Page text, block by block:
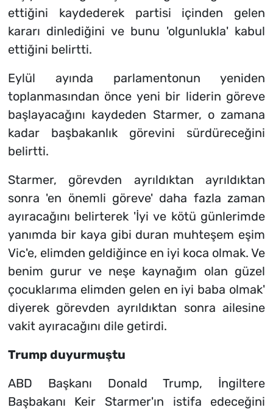
ettiğini kaydederek partisi içinden gelen
kararı dinlediğini ve bunu 'olgunlukla' kabul
ettiğini belirtti.
Eylül ayında parlamentonun yeniden
toplanmasından önce yeni bir liderin göreve
başlayacağını kaydeden Starmer, o zamana
kadar başbakanlık görevini sürdüreceğini
belirtti.
Starmer, görevden ayrıldıktan ayrıldıktan
sonra 'en önemli göreve' daha fazla zaman
ayıracağını belirterek 'İyi ve kötü günlerimde
yanımda bir kaya gibi duran muhteşem eşim
Vic'e, elimden geldiğince en iyi koca olmak. Ve
benim gurur ve neşe kaynağım olan güzel
çocuklarıma elimden gelen en iyi baba olmak'
diyerek görevden ayrıldıktan sonra ailesine
vakit ayıracağını dile getirdi.
Trump duyurmuştu
ABD Başkanı Donald Trump, İngiltere
Başbakanı Keir Starmer'ın istifa edeceğini